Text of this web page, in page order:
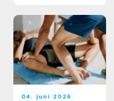
04. juni 2026